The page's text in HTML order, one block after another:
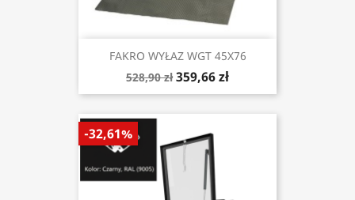
FAKRO WYŁAZ WGT 45X76
528,90 zł 359,66 zł
-32,61%